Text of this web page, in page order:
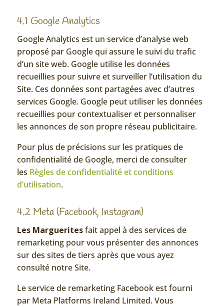
4.1 Google Analytics
Google Analytics est un service d’analyse web
proposé par Google qui assure le suivi du trafic
d’un site web. Google utilise les données
recueillies pour suivre et surveiller l’utilisation du
Site. Ces données sont partagées avec d’autres
services Google. Google peut utiliser les données
recueillies pour contextualiser et personnaliser
les annonces de son propre réseau publicitaire.
Pour plus de précisions sur les pratiques de
confidentialité de Google, merci de consulter
les Règles de confidentialité et conditions
d’utilisation.
4.2 Meta (Facebook, Instagram)
Les Margueritesfait appel à des services de
remarketing pour vous présenter des annonces
sur des sites de tiers après que vous ayez
consulté notre Site.
Le service de remarketing Facebook est fourni
par Meta Platforms Ireland Limited. Vous